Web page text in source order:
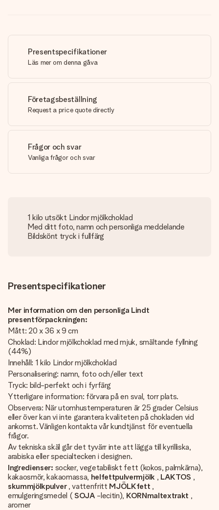
Presentspecifikationer
Läs mer om denna gåva
Företagsbeställning
Request a price quote directly
Frågor och svar
Vanliga frågor och svar
1 kilo utsökt Lindor mjölkchoklad
Med ditt foto, namn och personliga meddelande
Bildskönt tryck i fullfärg
Presentspecifikationer
Mer information om den personliga Lindt
presentförpackningen:
Mått: 20 x 36 x 9 cm
Choklad: Lindor mjölkchoklad med mjuk, smältande fyllning
(44%)
Innehåll: 1 kilo Lindor mjölkchoklad
Personalisering: namn, foto och/eller text
Tryck: bild-perfekt och i fyrfärg
Ytterligare information: förvara på en sval, torr plats.
Observera: När utomhustemperaturen är 25 grader Celsius
eller över kan vi inte garantera kvaliteten på chokladen vid
ankomst. Vänligen kontakta vår kundtjänst för eventuella
frågor.
Av tekniska skäl går det tyvärr inte att lägga till kyrilliska,
arabiska eller specialtecken i designen.
Ingredienser: socker, vegetabiliskt fett (kokos, palmkärna),
kakaosmör, kakaomassa, helfettpulvermjölk , LAKTOS ,
skummjölkpulver, vattenfritt MJÖLKfett ,
emulgeringsmedel ( SOJA -lecitin), KORNmaltextrakt ,
aromer